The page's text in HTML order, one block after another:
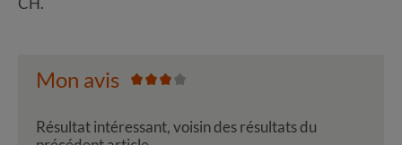
Mon avis
Résultat intéressant, voisin des résultats du